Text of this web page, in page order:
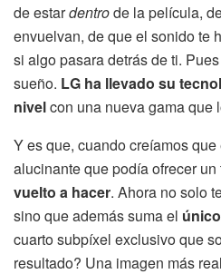
de estardentrode la película,
envuelvan, de que el sonido te
si algo pasara detrás de ti.
sueño. LG ha llevado su
nivelcon una nueva gama que
Y es que, cuando creíamos
alucinante que podía ofrecer
vuelto a hacer. Ahora no solo
sino que además suma el
cuarto subpíxel exclusivo que
resultado? Una imagen más